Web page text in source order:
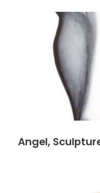
Angel,